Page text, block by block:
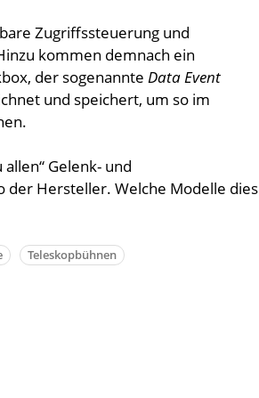
Zugriffssteuerung und
kommen demnach ein
der sogenannte Data Event
und speichert, um so im
Gelenk- und
der Hersteller. Welche Modelle dies
Teleskopbühnen